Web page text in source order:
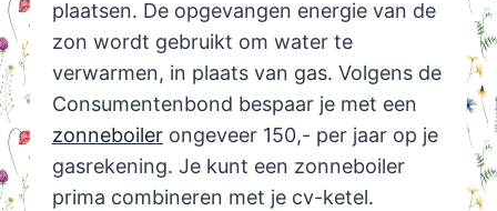
plaatsen. De opgevangen energie van de
zon wordt gebruikt om water te
verwarmen, in plaats van gas. Volgens de
Consumentenbond bespaar je met een
zonneboilerongeveer 150,- per jaar op je
gasrekening. Je kunt een zonneboiler
prima combineren met je cv-ketel.